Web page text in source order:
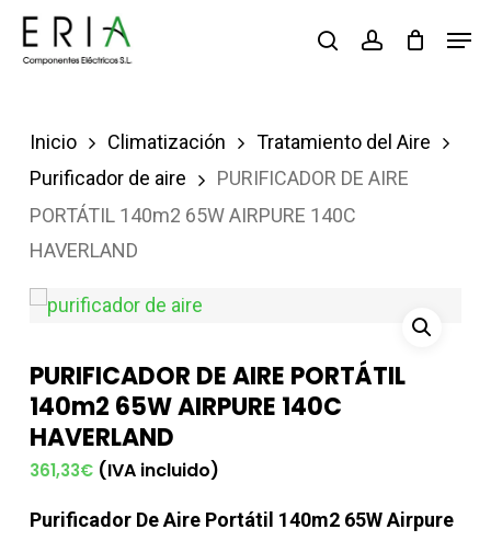
Saltar
buscaraccount
Inicio Climatización
Tratamiento del Aire
Purificador de aire
PURIFICADOR DE AIRE
PORTÁTIL 140m2 65W AIRPURE 140C
HAVERLAND
PURIFICADOR DE AIRE PORTÁTIL
140m2 65W AIRPURE 140C
HAVERLAND
361,33€ (IVA incluido)
Purificador De Aire Portátil 140m2 65W Airpure